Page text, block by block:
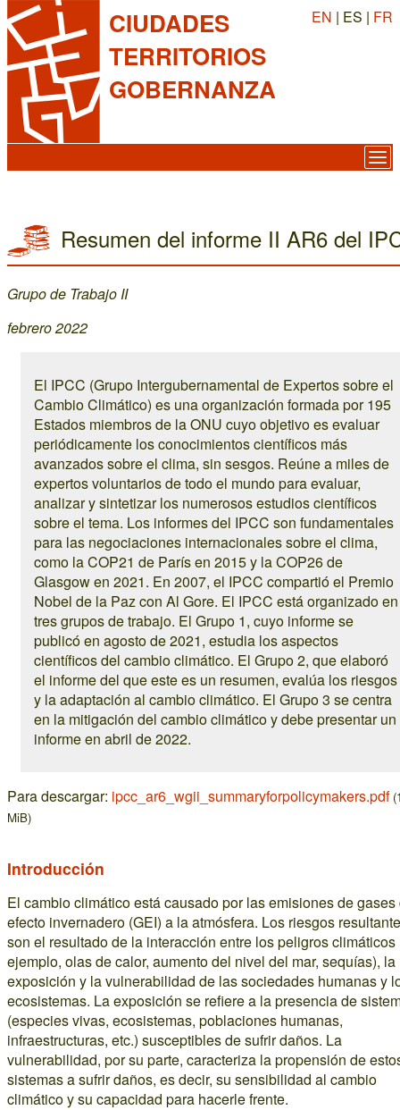
CIUDADES
TERRITORIOS
GOBERNANZA
EN | ES | FR
Resumen del informe II AR6 del
Grupo de Trabajo II
febrero 2022
El IPCC (Grupo Intergubernamental de Expertos sobre el
Cambio Climático) es una organización formada por 195
Estados miembros de la ONU cuyo objetivo es evaluar
periódicamente los conocimientos científicos más
avanzados sobre el clima, sin sesgos. Reúne a miles de
expertos voluntarios de todo el mundo para evaluar,
analizar y sintetizar los numerosos estudios científicos
sobre el tema. Los informes del IPCC son fundamentales
para las negociaciones internacionales sobre el clima,
como la COP21 de París en 2015 y la COP26 de
Glasgow en 2021. En 2007, el IPCC compartió el Premio
Nobel de la Paz con Al Gore. El IPCC está organizado en
tres grupos de trabajo. El Grupo 1, cuyo informe se
publicó en agosto de 2021, estudia los aspectos
científicos del cambio climático. El Grupo 2, que elaboró
el informe del que este es un resumen, evalúa los riesgos
y la adaptación al cambio climático. El Grupo 3 se centra
en la mitigación del cambio climático y debe presentar un
informe en abril de 2022.
Para descargar: ipcc_ar6_wgii_summaryforpolicymakers.pdf
MiB)
Introducción
El cambio climático está causado por las emisiones de gases
efecto invernadero (GEI) a la atmósfera. Los riesgos
son el resultado de la interacción entre los peligros climáticos
ejemplo, olas de calor, aumento del nivel del mar, sequías), la
exposición y la vulnerabilidad de las sociedades humanas y
ecosistemas. La exposición se refiere a la presencia de
(especies vivas, ecosistemas, poblaciones humanas,
infraestructuras, etc.) susceptibles de sufrir daños. La
vulnerabilidad, por su parte, caracteriza la propensión de
sistemas a sufrir daños, es decir, su sensibilidad al cambio
climático y su capacidad para hacerle frente.